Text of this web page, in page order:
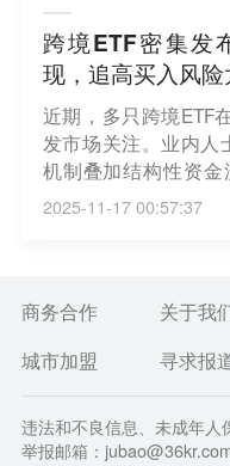
跨境ETF密集发
现，追高买入风险
近期，多只跨境ETF
发市场关注。业内人
机制叠加结构性资金
后”的短期错配更易
市场情绪及外部环
注。与此同时，今
资金持续流入与新
报）
2025-11-17 00:57:37
商务合作 关于我
城市加盟
寻求报
违法和不良信息、未成年
举报邮箱：